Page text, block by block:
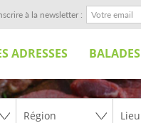
à la newsletter :
ADRESSES BALADES